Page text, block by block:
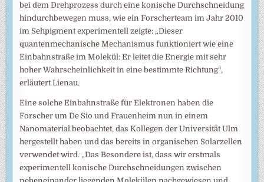
bei dem Drehprozess durch eine konische Durchschneidung
hindurchbewegen muss, wie ein Forscherteam im Jahr 2010
im Sehpigment experimentell zeigte: „Dieser
quantenmechanische Mechanismus funktioniert wie eine
Einbahnstraße im Molekül: Er leitet die Energie mit sehr
hoher Wahrscheinlichkeit in eine bestimmte Richtung“,
erläutert Lienau.
Eine solche Einbahnstraße für Elektronen haben die
Forscher um De Sio und Frauenheim nun in einem
Nanomaterial beobachtet, das Kollegen der Universität Ulm
hergestellt haben und das bereits in organischen Solarzellen
verwendet wird. „Das Besondere ist, dass wir erstmals
experimentell konische Durchschneidungen zwischen